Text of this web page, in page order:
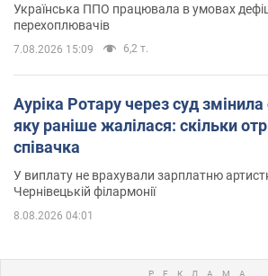
Українська ППО працювала в умовах
перехоплювачів
7.08.2026 15:09 6,2 т.
Ауріка Ротару через суд
яку раніше жалілася: скільки
співачка
У виплату не врахували зарплатню
Чернівецькій філармонії
8.08.2026 04:01